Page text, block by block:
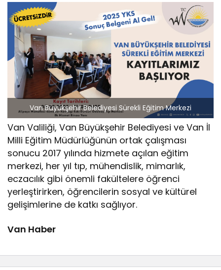
Van Büyükşehir Belediyesi Sürekli Eğitim Merkezi
Van Valiliği, Van Büyükşehir Belediyesi ve Van İl
Milli Eğitim Müdürlüğünün ortak çalışması
sonucu 2017 yılında hizmete açılan eğitim
merkezi, her yıl tıp, mühendislik, mimarlık,
eczacılık gibi önemli fakültelere öğrenci
yerleştirirken, öğrencilerin sosyal ve kültürel
gelişimlerine de katkı sağlıyor.
Van Haber